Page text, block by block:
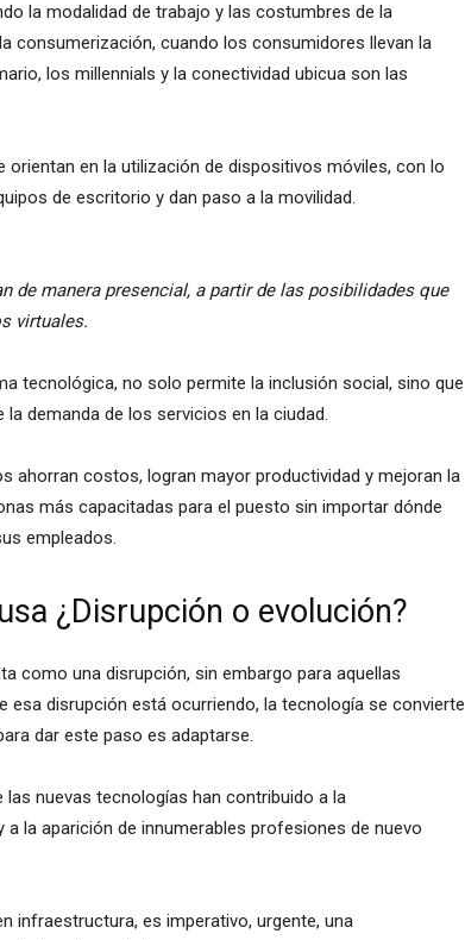
la modalidad de trabajo y las costumbres de la
consumerización, cuando los consumidores llevan la
los millennials y la conectividad ubicua son las
en la utilización de dispositivos móviles, con lo
de escritorio y dan paso a la movilidad.
de manera presencial, a partir de las posibilidades que
virtuales.
tecnológica, no solo permite la inclusión social, sino que
demanda de los servicios en la ciudad.
ahorran costos, logran mayor productividad y mejoran la
más capacitadas para el puesto sin importar dónde
empleados.
¿Disrupción o evolución?
como una disrupción, sin embargo para aquellas
esa disrupción está ocurriendo, la tecnología se convierte
dar este paso es adaptarse.
nuevas tecnologías han contribuido a la
la aparición de innumerables profesiones de nuevo
infraestructura, es imperativo, urgente, una